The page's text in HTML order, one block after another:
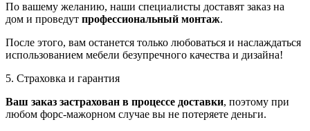
По вашему желанию, наши специалисты доставят заказ на
дом и проведут профессиональный монтаж.
После этого, вам останется только любоваться и наслаждаться
использованием мебели безупречного качества и дизайна!
5. Страховка и гарантия
Ваш заказ застрахован в процессе доставки, поэтому при
любом форс-мажорном случае вы не потеряете деньги.